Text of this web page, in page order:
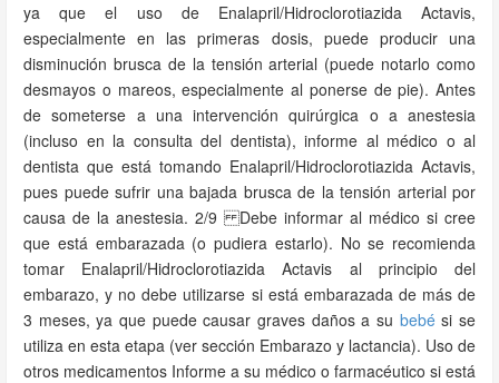
ya que el uso de Enalapril/Hidroclorotiazida Actavis,
especialmente en las primeras dosis, puede producir una
disminución brusca de la tensión arterial (puede notarlo como
desmayos o mareos, especialmente al ponerse de pie). Antes
de someterse a una intervención quirúrgica o a anestesia
(incluso en la consulta del dentista), informe al médico o al
dentista que está tomando Enalapril/Hidroclorotiazida Actavis,
pues puede sufrir una bajada brusca de la tensión arterial por
causa de la anestesia. 2/9 Debe informar al médico si cree
que está embarazada (o pudiera estarlo). No se recomienda
tomar Enalapril/Hidroclorotiazida Actavis al principio del
embarazo, y no debe utilizarse si está embarazada de más de
3 meses, ya que puede causar graves daños a su bebési se
utiliza en esta etapa (ver sección Embarazo y lactancia). Uso de
otros medicamentos Informe a su médico o farmacéutico si está